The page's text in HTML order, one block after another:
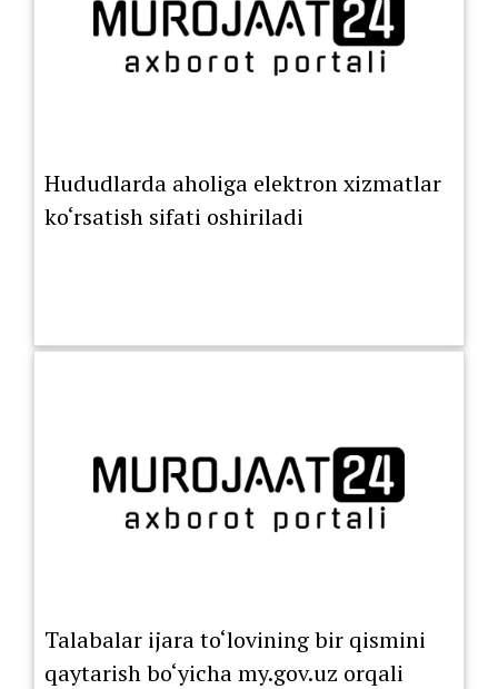
Hududlarda aholiga elektron xizmatlar
ko‘rsatish sifati oshiriladi
Talabalar ijara to‘lovining bir qismini
qaytarish bo‘yicha my.gov.uz orqali